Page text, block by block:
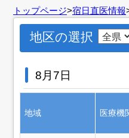
トップページ>宿日直医情報
地区の選択
8月7日
地域 医療機